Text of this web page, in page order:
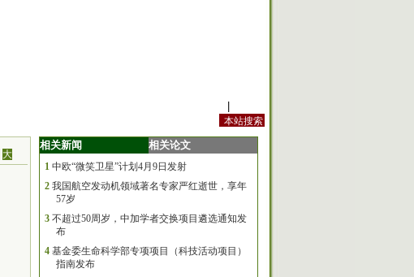
大
相关新闻 相关论文
1 中欧“微笑卫星”计划4月9日发射
2 我国航空发动机领域著名专家严红逝世，享年
57岁
3 不超过50周岁，中加学者交换项目遴选通知发
布
4 基金委生命科学部专项项目（科技活动项目）
指南发布